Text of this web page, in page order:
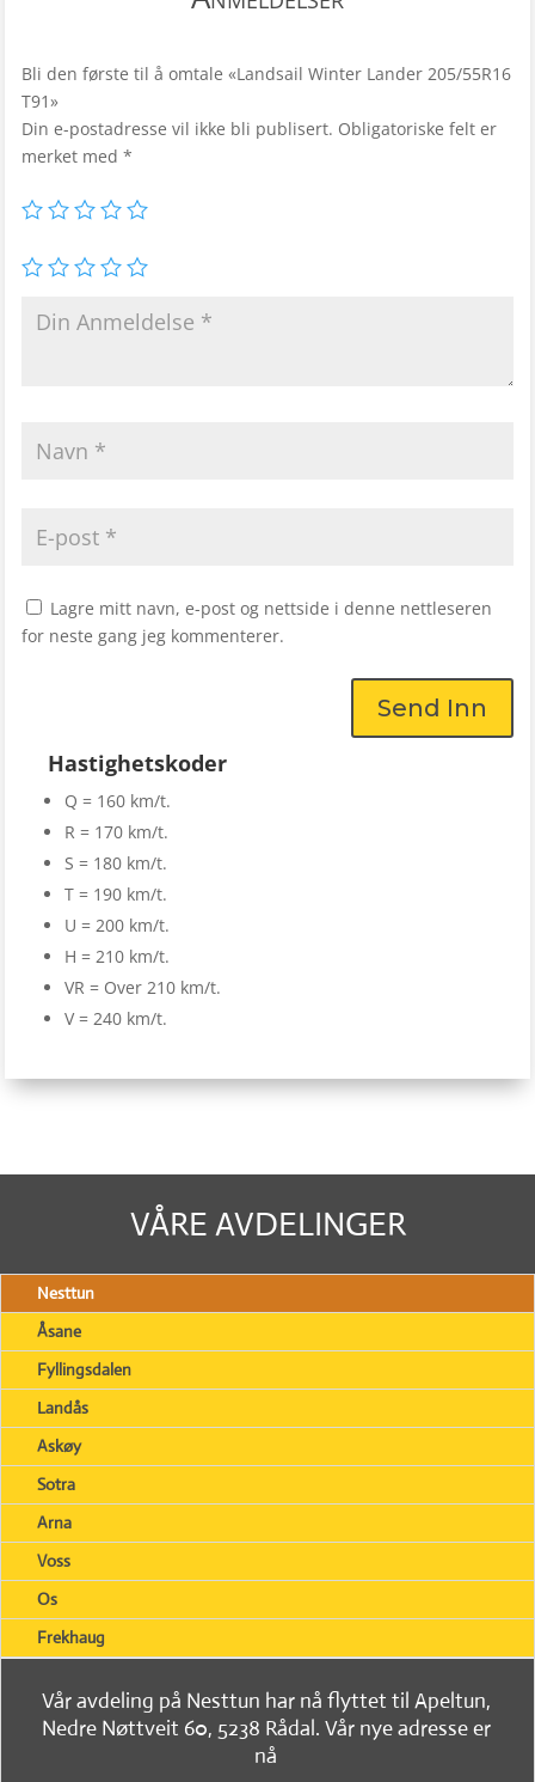
Bli den første til å omtale «Landsail Winter Lander 205/55R16
T91»
Din e-postadresse vil ikke bli publisert. Obligatoriske felt er
merket med *
Lagre mitt navn, e-post og nettside i denne nettleseren
for neste gang jeg kommenterer.
Send Inn
Hastighetskoder
Q = 160 km/t.
R = 170 km/t.
S = 180 km/t.
T = 190 km/t.
U = 200 km/t.
H = 210 km/t.
VR = Over 210 km/t.
V = 240 km/t.
VÅRE AVDELINGER
Nesttun
Åsane
Fyllingsdalen
Landås
Askøy
Sotra
Arna
Voss
Os
Frekhaug
Vår avdeling på Nesttun har nå flyttet til Apeltun,
Nedre Nøttveit 60, 5238 Rådal. Vår nye adresse er
nå